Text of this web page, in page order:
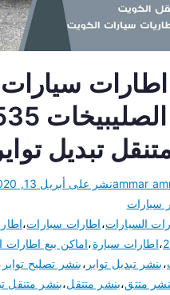
اطارات
شرق
تبديل
ammarنشر على أبريل 13, 2020
سيارات
السيارات،اطارات سبارات،
،اطارات سيارة،اماكن بيع اطارات
،بنشر تبديل تواير ،بنشر تصليح تواير
متتق،بنشر متتقل،بنشر متنقل